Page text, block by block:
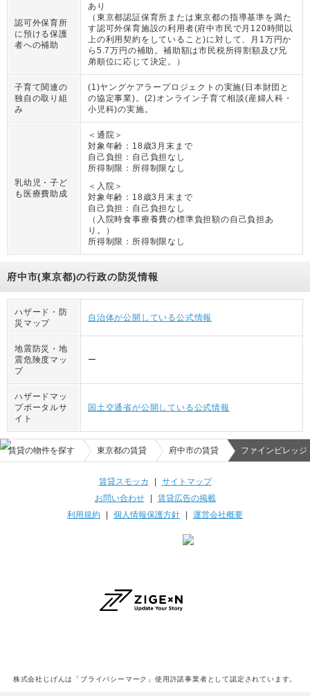
認可外保育所
に預ける保護
者への補助
あり
（ 東京都認証保育所または東京都の指導基準を満た
す認可外保育施設の利用者(府中市民で月120時間以
上の利用契約をしていること)に対して、月1万円か
ら5.7万円の補助。補助額は市民税所得割額及び兄
弟順位に応じて決定。
）
子育て関連の
独自の取り組
み
(1)ヤングケアラープロジェクトの実施(日本財団と
の協定事業)。(2)オンライン子育て相談(産婦人科・
小児科)の実施。
乳幼児・子ど
も医療費助成
＜通院＞
対象年齢： 18歳3月末まで
自己負担： 自己負担なし
所得制限： 所得制限なし
＜入院＞
対象年齢： 18歳3月末まで
自己負担： 自己負担なし
（ 入院時食事療養費の標準負担額の自己負担あ
り。
）
所得制限： 所得制限なし
府中市(東京都)の行政の防災情報
ハザード・防
災マップ
自治体が公開している公式情報
地震防災・地
震危険度マッ
プ
ー
ハザードマッ
プポータルサ
イト
国土交通省が公開している公式情報
賃貸の物件を探す 東京都の賃貸 府中市の賃貸 ファインビレッジ
賃貸スモッカ | サイトマップ
お問い合わせ| 賃貸広告の掲載
利用規約 | 個人情報保護方針 | 運営会社概要
株式会社じげんは「プライバシーマーク」使用許諾事業者として認定されています。